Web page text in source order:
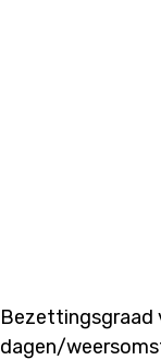
Bezettingsgraad
dagen/